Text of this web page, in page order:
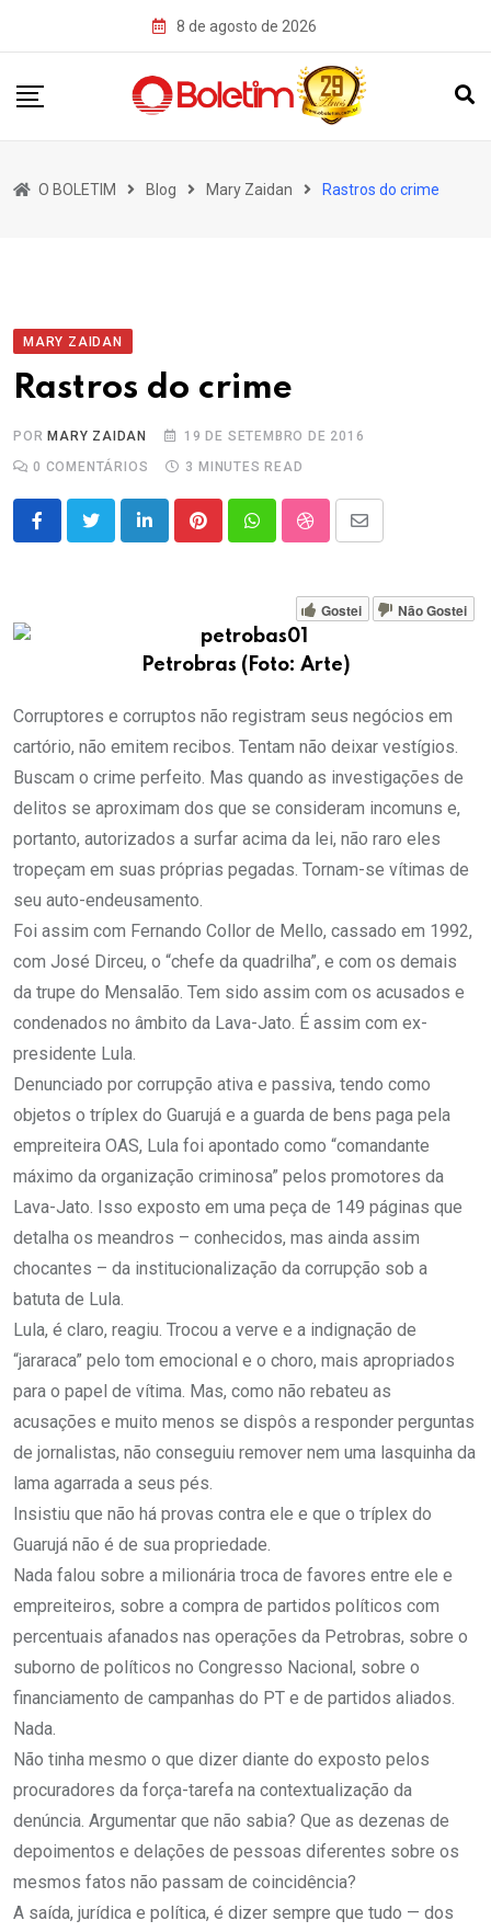
8 de agosto de 2026
O BOLETIM Blog Mary Zaidan Rastros do crime
MARY ZAIDAN
Rastros do crime
POR MARY ZAIDAN
19 DE SETEMBRO DE 2016
0 COMENTÁRIOS 3 MINUTES READ
LinkedInPinterestWhatsappStumbleUpon
Share
Email
Gostei Não Gostei
Petrobras (Foto: Arte)
Corruptores e corruptos não registram seus negócios em
cartório, não emitem recibos. Tentam não deixar vestígios.
Buscam o crime perfeito. Mas quando as investigações de
delitos se aproximam dos que se consideram incomuns e,
portanto, autorizados a surfar acima da lei, não raro eles
tropeçam em suas próprias pegadas. Tornam-se vítimas de
seu auto-endeusamento.
Foi assim com Fernando Collor de Mello, cassado em 1992,
com José Dirceu, o “chefe da quadrilha”, e com os demais
da trupe do Mensalão. Tem sido assim com os acusados e
condenados no âmbito da Lava-Jato. É assim com ex-
presidente Lula.
Denunciado por corrupção ativa e passiva, tendo como
objetos o tríplex do Guarujá e a guarda de bens paga pela
empreiteira OAS, Lula foi apontado como “comandante
máximo da organização criminosa” pelos promotores da
Lava-Jato. Isso exposto em uma peça de 149 páginas que
detalha os meandros – conhecidos, mas ainda assim
chocantes – da institucionalização da corrupção sob a
batuta de Lula.
Lula, é claro, reagiu. Trocou a verve e a indignação de
“jararaca” pelo tom emocional e o choro, mais apropriados
para o papel de vítima. Mas, como não rebateu as
acusações e muito menos se dispôs a responder perguntas
de jornalistas, não conseguiu remover nem uma lasquinha da
lama agarrada a seus pés.
Insistiu que não há provas contra ele e que o tríplex do
Guarujá não é de sua propriedade.
Nada falou sobre a milionária troca de favores entre ele e
empreiteiros, sobre a compra de partidos políticos com
percentuais afanados nas operações da Petrobras, sobre o
suborno de políticos no Congresso Nacional, sobre o
financiamento de campanhas do PT e de partidos aliados.
Nada.
Não tinha mesmo o que dizer diante do exposto pelos
procuradores da força-tarefa na contextualização da
denúncia. Argumentar que não sabia? Que as dezenas de
depoimentos e delações de pessoas diferentes sobre os
mesmos fatos não passam de coincidência?
A saída, jurídica e política, é dizer sempre que tudo — dos